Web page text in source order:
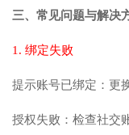
三、常见问题与解决
1. 绑定失败
提示账号已绑定：更
授权失败：检查社交